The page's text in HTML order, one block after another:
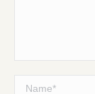
Name *